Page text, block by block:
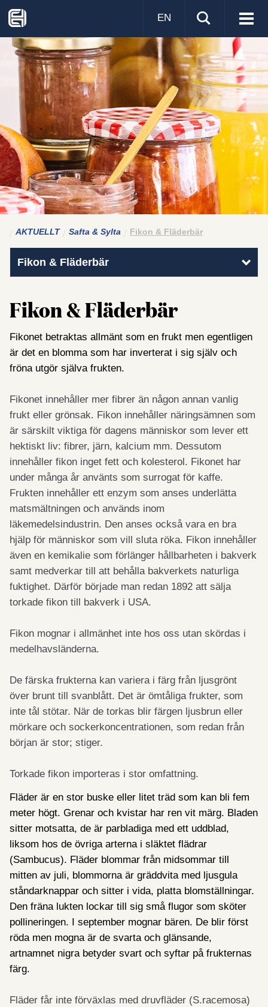
Visa
EN
AKTUELLT Safta & Sylta Fikon & Fläderbär
Fikon & Fläderbär
Fikon & Fläderbär
Fikonet betraktas allmänt som en frukt men egentligen
är det en blomma som har inverterat i sig själv och
fröna utgör själva frukten.
Fikonet innehåller mer fibrer än någon annan vanlig
frukt eller grönsak. Fikon innehåller näringsämnen som
är särskilt viktiga för dagens människor som lever ett
hektiskt liv: fibrer, järn, kalcium mm. Dessutom
innehål­ler fikon inget fett och kolesterol. Fikonet har
under många år använts som surrogat för kaffe.
Frukten innehåller ett enzym som anses under­lätta
matsmältningen och används inom
läkemedelsindustrin. Den an­ses också vara en bra
hjälp för människor som vill sluta röka. Fikon innehåller
även en kemikalie som förlänger hållbarheten i bakverk
samt medverkar till att behålla bakverkets naturliga
fuktighet. Därför bör­jade man redan 1892 att sälja
torkade fikon till bakverk i USA.
Fikon mognar i allmänhet inte hos oss utan skördas i
medelhavslän­derna.
De färska frukterna kan variera i färg från ljusgrönt
över brunt till svanblått. Det är ömtåliga frukter, som
inte tål stötar. När de torkas blir färgen ljusbrun eller
mörkare och sockerkoncentrationen, som re­dan från
början är stor; stiger.
Torkade fikon importeras i stor omfatt­ning.
Fläder är en stor buske eller litet träd som kan bli fem
meter högt. Grenar och kvistar har ren vit märg. Bladen
sitter motsatta, de är parbladiga med ett uddblad,
liksom hos de övriga arterna i släktet flädrar
(Sambucus). Fläder blommar från midsommar till
mitten av juli, blommorna är gräddvita med ljusgula
ståndarknappar och sitter i vida, platta blomställningar.
Den fräna lukten lockar till sig små flugor som sköter
pollineringen. I september mognar bären. De blir först
röda men mogna är de svarta och glänsande,
artnamnet nigra betyder svart och syftar på frukternas
färg.
Fläder får inte förväxlas med druvfläder (S.racemosa)